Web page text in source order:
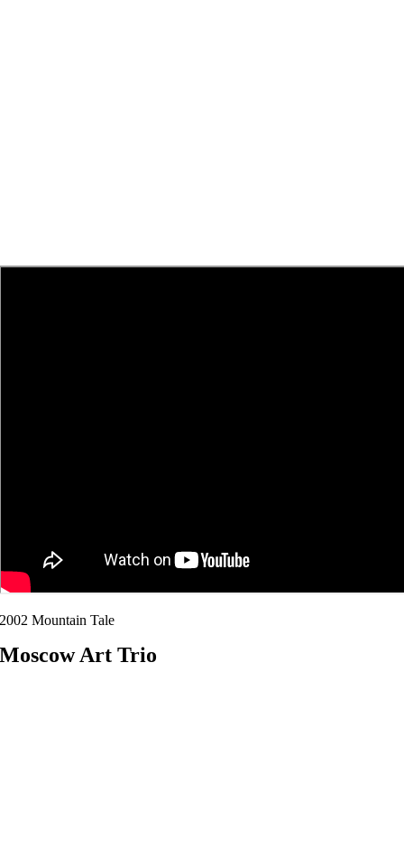
2002 Mountain Tale
Moscow Art Trio